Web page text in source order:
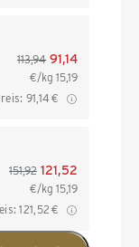
113,94 91,14
€/kg 15,19
91,14 €
151,92 121,52
€/kg 15,19
121,52 €